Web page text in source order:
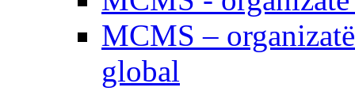
MCMS –
global